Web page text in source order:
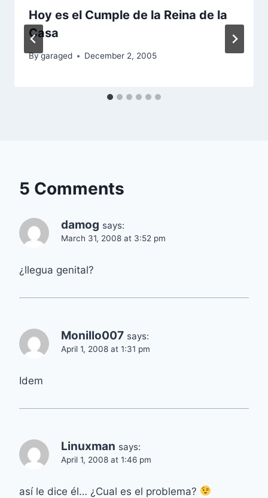
Hoy es el Cumple de la Reina de la
Casa
Bygaraged December 2, 2005
5 Comments
damog says:
March 31, 2008 at 3:52 pm
¿llegua genital?
Monillo007 says:
April 1, 2008 at 1:31 pm
Idem
Linuxman says:
April 1, 2008 at 1:46 pm
así le dice él… ¿Cual es el problema?